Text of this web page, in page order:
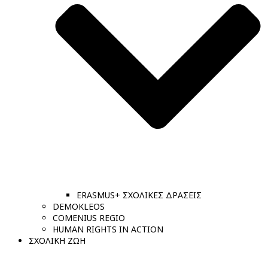
ERASMUS+ ΣΧΟΛΙΚΕΣ ΔΡΑΣΕΙΣ
DEMOKLEOS
COMENIUS REGIO
HUMAN RIGHTS IN ACTION
ΣΧΟΛΙΚΗ ΖΩΗ